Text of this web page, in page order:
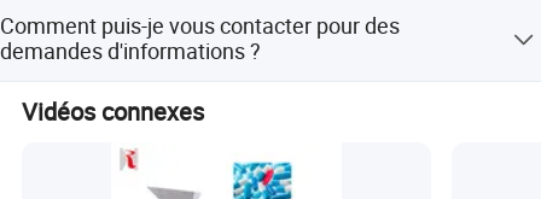
Produits à prix d'achat
réception de la machine chez le client. Notre équipe de
techniciens expérimentés offre un service après-vente
professionnel pour garantir un fonctionnement parfait.
Comment puis-je vous contacter pour des
demandes d'informations ?
nous envoyer directement votre demande.
Vidéos connexes